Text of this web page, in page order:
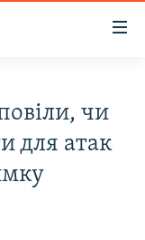
чи
для атак